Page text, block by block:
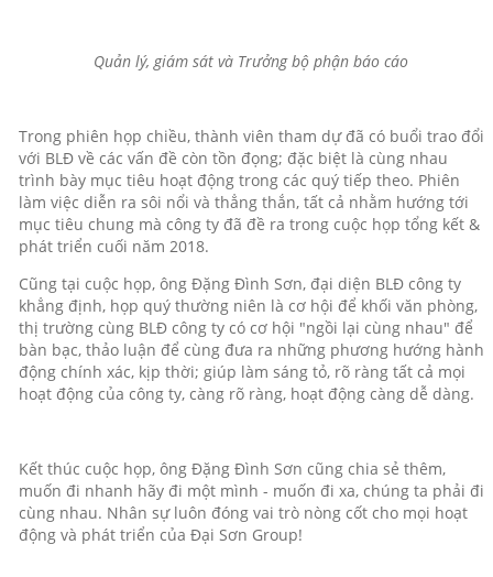
Quản lý, giám sát và Trưởng bộ phận báo cáo
Trong phiên họp chiều, thành viên tham dự đã có buổi trao đổi
với BLĐ về các vấn đề còn tồn đọng; đặc biệt là cùng nhau
trình bày mục tiêu hoạt động trong các quý tiếp theo. Phiên
làm việc diễn ra sôi nổi và thẳng thắn, tất cả nhằm hướng tới
mục tiêu chung mà công ty đã đề ra trong cuộc họp tổng kết &
phát triển cuối năm 2018.
Cũng tại cuộc họp, ông Đặng Đình Sơn, đại diện BLĐ công ty
khẳng định, họp quý thường niên là cơ hội để khối văn phòng,
thị trường cùng BLĐ công ty có cơ hội "ngồi lại cùng nhau" để
bàn bạc, thảo luận để cùng đưa ra những phương hướng hành
động chính xác, kịp thời; giúp làm sáng tỏ, rõ ràng tất cả mọi
hoạt động của công ty, càng rõ ràng, hoạt động càng dễ dàng.
Kết thúc cuộc họp, ông Đặng Đình Sơn cũng chia sẻ thêm,
muốn đi nhanh hãy đi một mình - muốn đi xa, chúng ta phải đi
cùng nhau. Nhân sự luôn đóng vai trò nòng cốt cho mọi hoạt
động và phát triển của Đại Sơn Group!